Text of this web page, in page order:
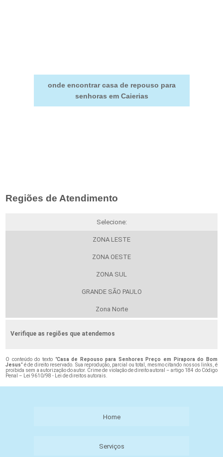
onde encontrar casa de repouso para
senhoras em Caierias
Regiões de Atendimento
Selecione:
ZONA LESTE
ZONA OESTE
ZONA SUL
GRANDE SÃO PAULO
Zona Norte
Verifique as regiões que atendemos
O conteúdo do texto "Casa de Repouso para Senhores Preço em Pirapora do Bom
Jesus" é de direito reservado. Sua reprodução, parcial ou total, mesmo citando nossos links, é
proibida sem a autorização do autor. Crime de violação de direito autoral – artigo 184 do Código
Penal –
Lei 9610/98 - Lei de direitos autorais
Home
Serviços